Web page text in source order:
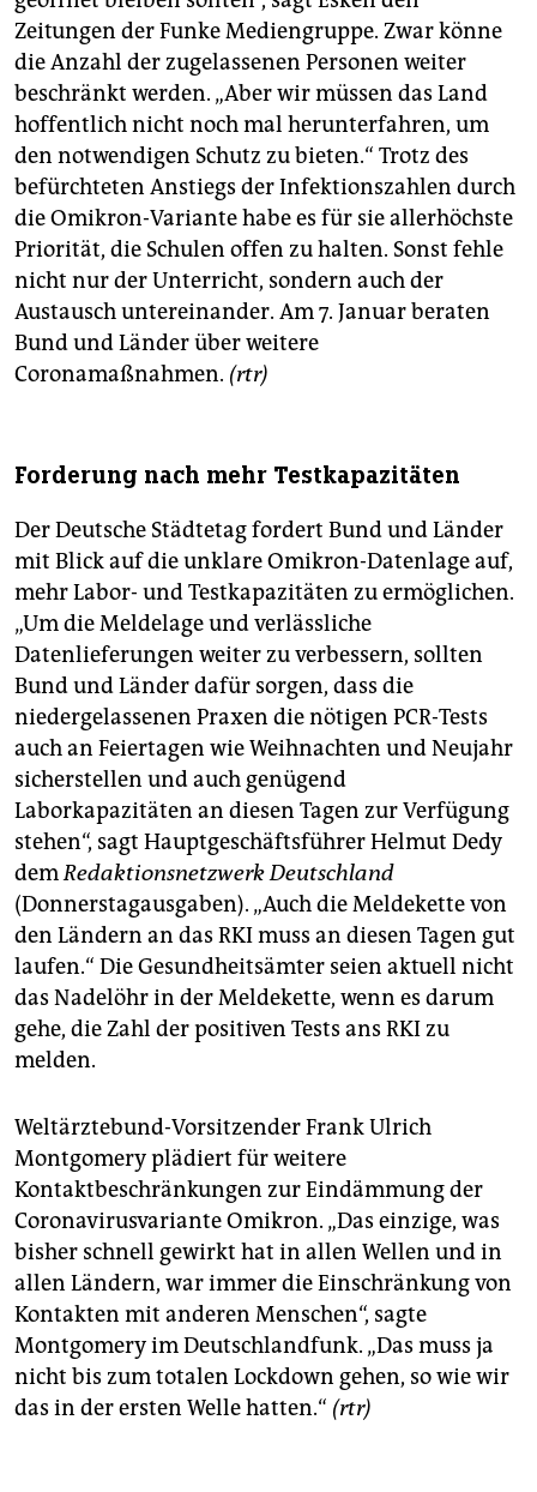
Zeitungen der Funke Mediengruppe. Zwar könne
die Anzahl der zugelassenen Personen weiter
beschränkt werden. „Aber wir müssen das Land
hoffentlich nicht noch mal herunterfahren, um
den notwendigen Schutz zu bieten.“ Trotz des
befürchteten Anstiegs der Infektionszahlen durch
die Omikron-Variante habe es für sie allerhöchste
Priorität, die Schulen offen zu halten. Sonst fehle
nicht nur der Unterricht, sondern auch der
Austausch untereinander. Am 7. Januar beraten
Bund und Länder über weitere
Coronamaßnahmen. (rtr)
Forderung nach mehr Testkapazitäten
Der Deutsche Städtetag fordert Bund und Länder
mit Blick auf die unklare Omikron-Datenlage auf,
mehr Labor- und Testkapazitäten zu ermöglichen.
„Um die Meldelage und verlässliche
Datenlieferungen weiter zu verbessern, sollten
Bund und Länder dafür sorgen, dass die
niedergelassenen Praxen die nötigen PCR-Tests
auch an Feiertagen wie Weihnachten und Neujahr
sicherstellen und auch genügend
Laborkapazitäten an diesen Tagen zur Verfügung
stehen“, sagt Hauptgeschäftsführer Helmut Dedy
demRedaktionsnetzwerk Deutschland
(Donnerstagausgaben). „Auch die Meldekette von
den Ländern an das RKI muss an diesen Tagen gut
laufen.“ Die Gesundheitsämter seien aktuell nicht
das Nadelöhr in der Meldekette, wenn es darum
gehe, die Zahl der positiven Tests ans RKI zu
melden.
Weltärztebund-Vorsitzender Frank Ulrich
Montgomery plädiert für weitere
Kontaktbeschränkungen zur Eindämmung der
Coronavirusvariante Omikron. „Das einzige, was
bisher schnell gewirkt hat in allen Wellen und in
allen Ländern, war immer die Einschränkung von
Kontakten mit anderen Menschen“, sagte
Montgomery im Deutschlandfunk. „Das muss ja
nicht bis zum totalen Lockdown gehen, so wie wir
das in der ersten Welle hatten.“ (rtr)